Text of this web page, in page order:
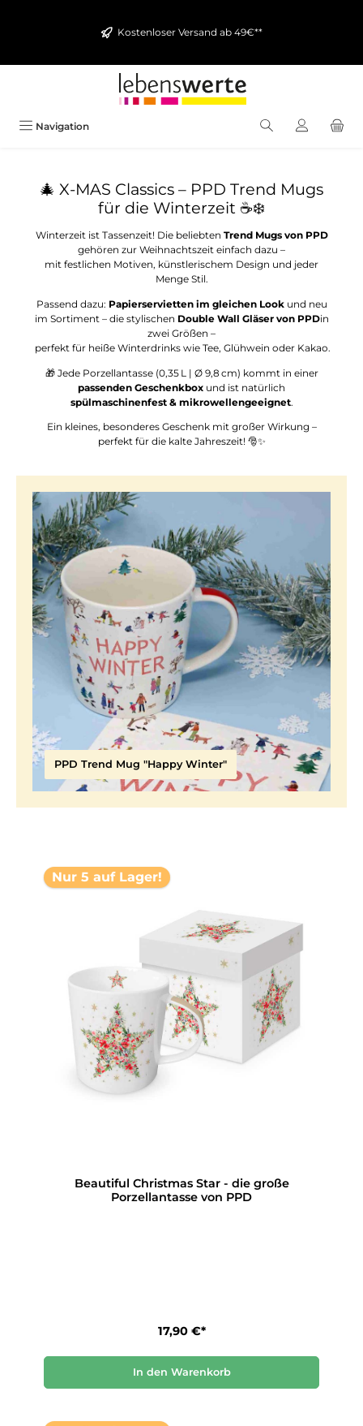
Kostenloser Versand ab 49€**
Navigation
🎄 X-MAS Classics – PPD Trend Mugs
für die Winterzeit ☕❄️
Winterzeit ist Tassenzeit! Die beliebten Trend Mugs von PPD
gehören zur Weihnachtszeit einfach dazu –
mit festlichen Motiven, künstlerischem Design und jeder
Menge Stil.
Passend dazu: Papierservietten im gleichen Lookund neu
im Sortiment – die stylischen Double Wall Gläser von PPDin
zwei Größen –
perfekt für heiße Winterdrinks wie Tee, Glühwein oder Kakao.
🎁 Jede Porzellantasse (0,35 L | Ø 9,8 cm) kommt in einer
passenden Geschenkbox und ist natürlich
spülmaschinenfest & mikrowellengeeignet.
Ein kleines, besonderes Geschenk mit großer Wirkung –
perfekt für die kalte Jahreszeit! 🎅✨
PPD Trend Mug "Happy Winter"
Nur 5 auf Lager!
Beautiful Christmas Star - die große
Porzellantasse von PPD
17,90 €*
In den Warenkorb